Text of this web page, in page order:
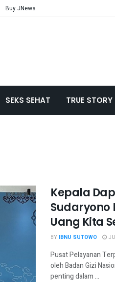
Buy JNews
SEKS SEHAT TRUE STORY
Kepala
Sudaryono
Uang Kita
BY IBNU SUTOWO
Pusat Pelayanan
oleh Badan Gizi
penting dalam ...